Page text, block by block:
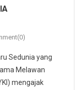
Sedunia yang
Melawan
mengajak